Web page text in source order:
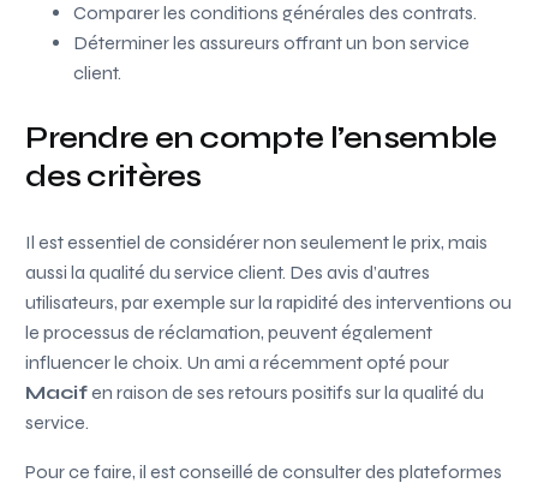
Comparer les conditions générales des contrats.
Déterminer les assureurs offrant un bon service
client.
Prendre en compte l’ensemble
des critères
Il est essentiel de considérer non seulement le prix, mais
aussi la qualité du service client. Des avis d’autres
utilisateurs, par exemple sur la rapidité des interventions ou
le processus de réclamation, peuvent également
influencer le choix. Un ami a récemment opté pour
Macifen raison de ses retours positifs sur la qualité du
service.
Pour ce faire, il est conseillé de consulter des plateformes